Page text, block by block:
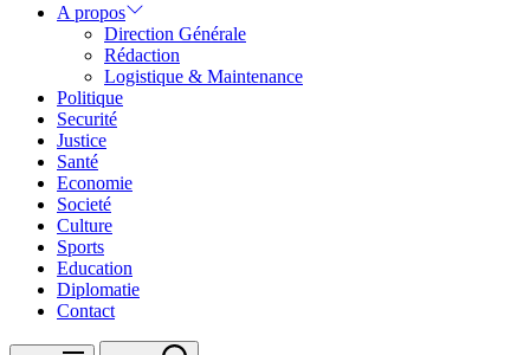
A propos
Direction Générale
Rédaction
Logistique & Maintenance
Politique
Securité
Justice
Santé
Economie
Societé
Culture
Sports
Education
Diplomatie
Contact